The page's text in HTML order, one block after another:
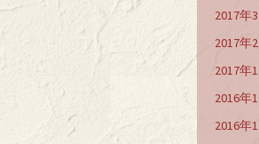
2017年
2017年
2017年
2016年
2016年